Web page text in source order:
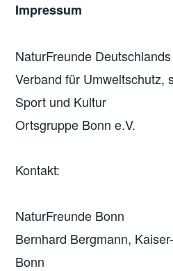
Impressum
NaturFreunde Deutschlands
Verband für Umweltschutz,
Sport und Kultur
Ortsgruppe Bonn e.V.
Kontakt:
NaturFreunde Bonn
Bernhard Bergmann,
Bonn